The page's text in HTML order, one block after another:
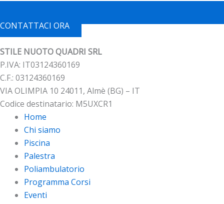
CONTATTACI ORA
STILE NUOTO QUADRI SRL
P.IVA: IT03124360169
C.F.: 03124360169
VIA OLIMPIA 10 24011, Almè (BG) – IT
Codice destinatario: M5UXCR1
Home
Chi siamo
Piscina
Palestra
Poliambulatorio
Programma Corsi
Eventi